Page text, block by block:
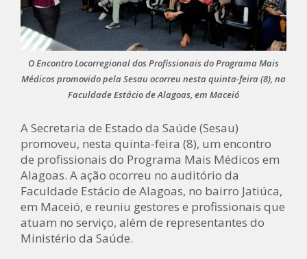
O Encontro Locorregional dos Profissionais do Programa Mais
Médicos promovido pela Sesau ocorreu nesta quinta-feira (8), na
Faculdade Estácio de Alagoas, em Maceió
A Secretaria de Estado da Saúde (Sesau)
promoveu, nesta quinta-feira (8), um encontro
de profissionais do Programa Mais Médicos em
Alagoas. A ação ocorreu no auditório da
Faculdade Estácio de Alagoas, no bairro Jatiúca,
em Maceió, e reuniu gestores e profissionais que
atuam no serviço, além de representantes do
Ministério da Saúde.